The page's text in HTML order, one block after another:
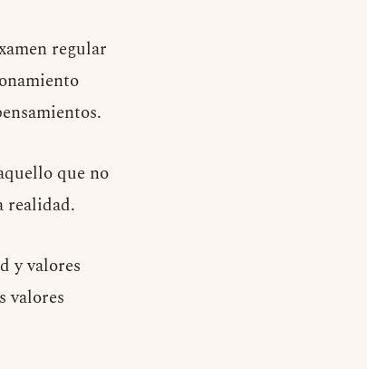
regular
que no
realidad.
y valores
valores